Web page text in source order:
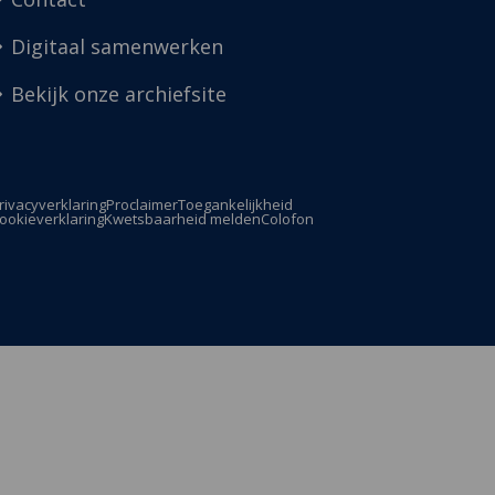
Digitaal samenwerken
Bekijk onze archiefsite
ProclaimerToegankelijkheid
Kwetsbaarheid meldenColofon